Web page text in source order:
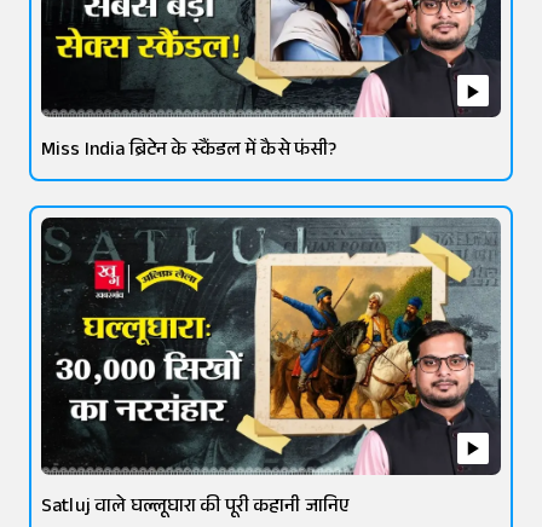
Miss India ब्रिटेन के स्कैंडल में कैसे फंसी?
Satluj वाले घल्लूघारा की पूरी कहानी जानिए